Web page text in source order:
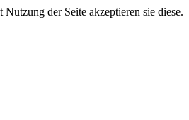
der Seite akzeptieren sie diese.